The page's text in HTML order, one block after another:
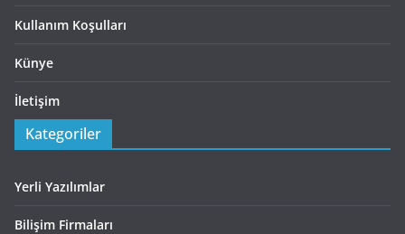
Kullanım Koşulları
Künye
İletişim
Kategoriler
Yerli Yazılımlar
Bilişim Firmaları